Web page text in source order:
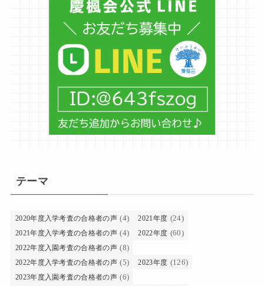
テーマ
2020年度入学考査の合格者の声 (4) 2021年度 (24)
2021年度入学考査の合格者の声 (4) 2022年度 (60)
2022年度入園考査の合格者の声 (8)
2022年度入学考査の合格者の声 (5) 2023年度 (126)
2023年度入園考査の合格者の声 (6)